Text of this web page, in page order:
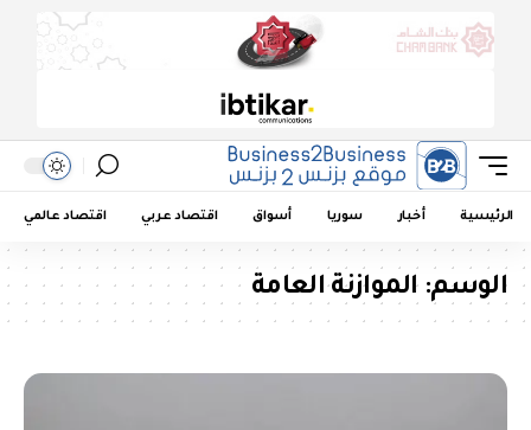
الرئيسية أخبار سوريا أسواق اقتصاد عربي اقتصاد عالمي
الوسم:الموازنة العامة